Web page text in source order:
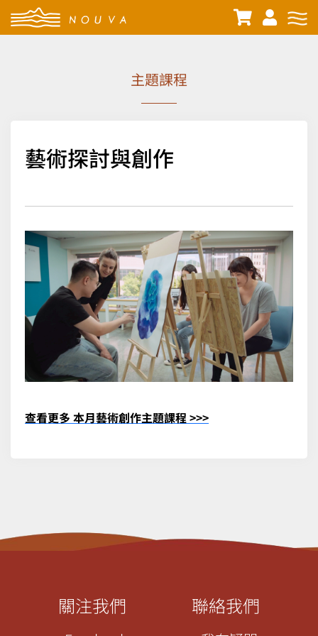
主題課程
藝術探討與創作
查看更多 本月藝術創作主題課程 >>>
關注我們 聯絡我們